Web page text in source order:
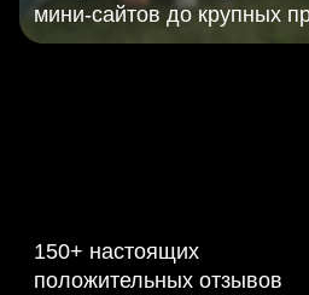
мини-сайтов до крупных
150+ настоящих
положительных отзывов